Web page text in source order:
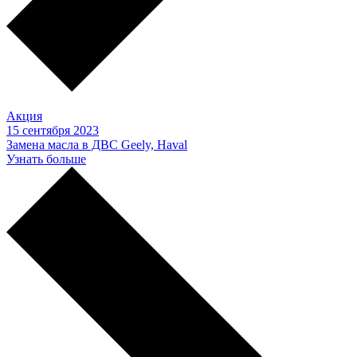
Акция
15 сентября 2023
Замена масла в ДВС Geely, Haval
Узнать больше